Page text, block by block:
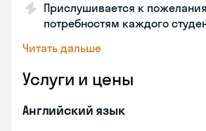
Прислушивается к
потребностям каждого
Читать дальше
Услуги и цены
Английский язык